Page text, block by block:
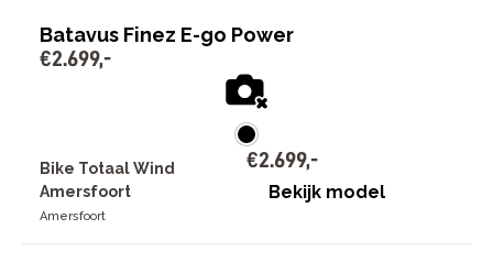
Batavus Finez E-go Power
€2.699,-
Bike Totaal Wind
Amersfoort
Amersfoort
€2.699,-
Bekijk model